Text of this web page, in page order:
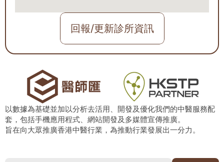
回報/更新診所資訊
以數據為基礎並加以分析去活用、開發及優化我們的中醫服務配
套，包括手機應用程式、網站開發及多媒體宣傳推廣。
旨在向大眾推廣香港中醫行業，為推動行業發展出一分力。